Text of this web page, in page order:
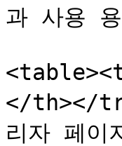
과 사용
</th></
리자 페